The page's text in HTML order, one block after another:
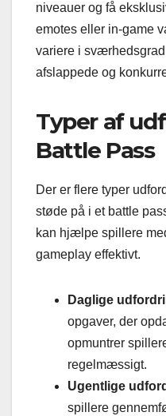
niveauer og få
emotes eller in-game
variere i
afslappede og
Typer af
Battle Pass
Der er flere typer
støde på i et battle
kan hjælpe spillere
gameplay effektivt.
Daglige
opgaver, der
opmuntrer
regelmæssigt.
Ugentlige
spillere